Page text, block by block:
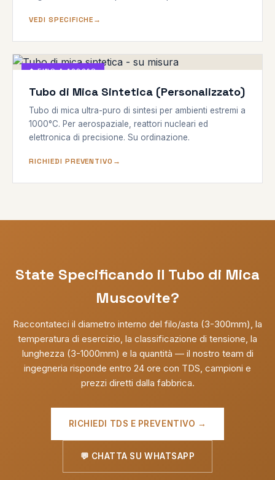
VEDI SPECIFICHE
◆ FINO A 1000°C
Tubo di Mica Sintetica (Personalizzato)
Tubo di mica ultra-puro di sintesi per ambienti estremi a
1000°C. Per aerospaziale, reattori nucleari ed
elettronica di precisione. Su ordinazione.
RICHIEDI PREVENTIVO
State Specificando il Tubo di Mica
Muscovite?
Raccontateci il diametro interno del filo/asta (3-300mm), la
temperatura di esercizio, la classificazione di tensione, la
lunghezza (3-1000mm) e la quantità — il nostro team di
ingegneria risponde entro 24 ore con TDS, campioni e
prezzi diretti dalla fabbrica.
RICHIEDI TDS E PREVENTIVO →
💬 CHATTA SU WHATSAPP